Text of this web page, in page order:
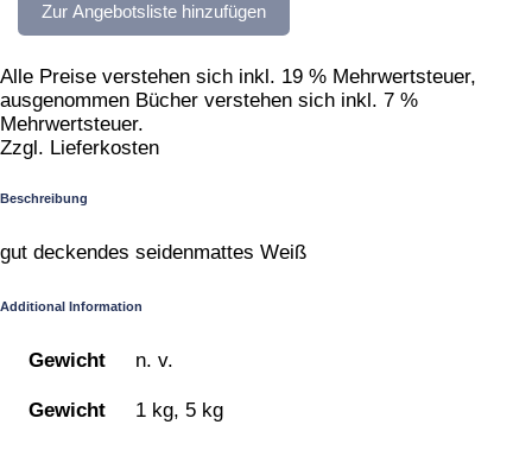
Zur Angebotsliste hinzufügen
Alle Preise verstehen sich inkl. 19 % Mehrwertsteuer,
ausgenommen Bücher verstehen sich inkl. 7 %
Mehrwertsteuer.
Zzgl. Lieferkosten
Beschreibung
gut deckendes seidenmattes Weiß
Additional Information
Gewicht n. v.
Gewicht 1 kg, 5 kg